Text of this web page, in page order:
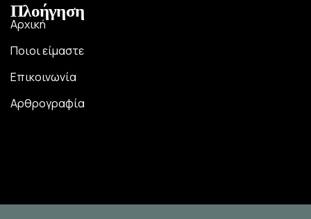
Πλοήγηση
Αρχική
Ποιοι είμαστε
Επικοινωνία
Αρθρογραφία